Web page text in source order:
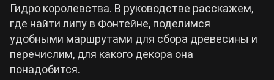
Wuthering Waves
Roblox
Гидро королевства. В руководстве расскажем,
где найти липу в Фонтейне, поделимся
удобными маршрутами для сбора древесины и
перечислим, для какого декора она
понадобится.